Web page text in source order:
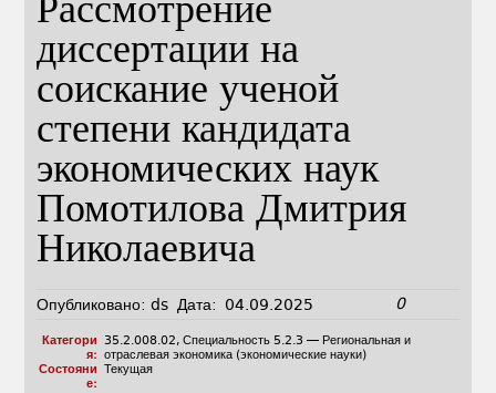
Рассмотрение
диссертации на
соискание ученой
степени кандидата
экономических наук
Помотилова Дмитрия
Николаевича
Опубликовано: ds Дата: 04.09.2025 0
Категори
я:
35.2.008.02, Специальность 5.2.3 — Региональная и
отраслевая экономика (экономические науки)
Состояни
е:
Текущая